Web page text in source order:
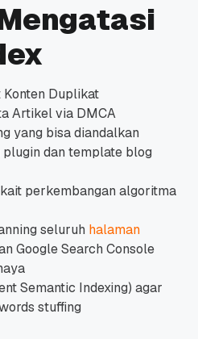
Duplikat
Artikel via DMCA
yang bisa diandalkan
dan template blog
perkembangan algoritma
seluruh halaman
Google Search Console
Semantic Indexing) agar
stuffing